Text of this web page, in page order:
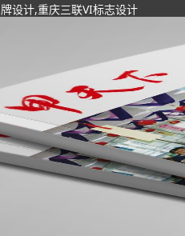
设计,重庆三联VI标志设计